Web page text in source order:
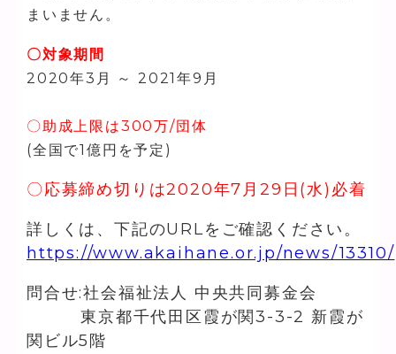
まいません。
〇対象期間
2020年3月 ～ 2021年9月
〇助成上限は300万/団体
(全国で1億円を予定)
〇応募締め切りは2020年7月29日(水)必着
詳しくは、下記のURLをご確認ください。
https://www.akaihane.or.jp/news/13310/
問合せ:社会福祉法人 中央共同募金会
東京都千代田区霞が関3-3-2 新霞が
関ビル5階